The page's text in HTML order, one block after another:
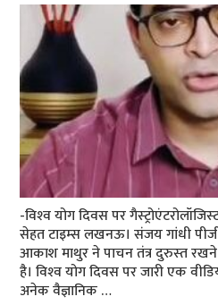
-विश्‍व योग दिवस पर
सेहत टाइम्‍स लखनऊ। संजय गांधी
आकाश माथुर ने पाचन तंत्र दुरुस्‍त
है। विश्‍व योग दिवस पर जारी एक
अनेक वैज्ञानिक …